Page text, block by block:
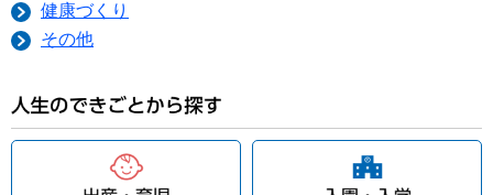
健康づくり
その他